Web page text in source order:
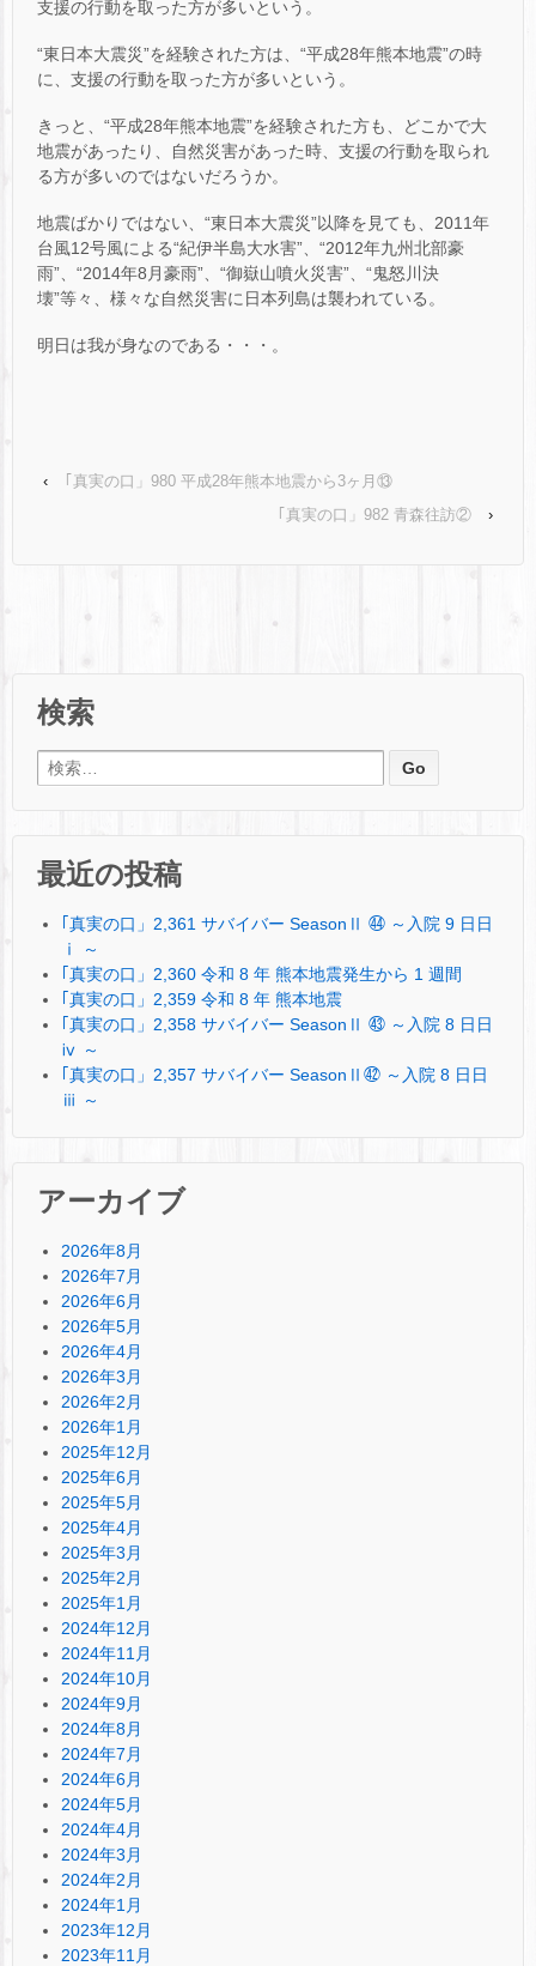
支援の行動を取った方が多いという。
“東日本大震災”を経験された方は、“平成28年熊本地震”の時
に、支援の行動を取った方が多いという。
きっと、“平成28年熊本地震”を経験された方も、どこかで大
地震があったり、自然災害があった時、支援の行動を取られ
る方が多いのではないだろうか。
地震ばかりではない、“東日本大震災”以降を見ても、2011年
台風12号風による“紀伊半島大水害”、“2012年九州北部豪
雨”、“2014年8月豪雨”、“御嶽山噴火災害”、“鬼怒川決
壊”等々、様々な自然災害に日本列島は襲われている。
明日は我が身なのである・・・。
‹
｢真実の口」980 平成28年熊本地震から3ヶ月⑬
｢真実の口」982 青森往訪②
›
検索
検索:
最近の投稿
｢真実の口」2,361 サバイバー SeasonⅡ ㊹ ～入院 9 日日
ⅰ ～
｢真実の口」2,360 令和 8 年 熊本地震発生から 1 週間
｢真実の口」2,359 令和 8 年 熊本地震
｢真実の口」2,358 サバイバー SeasonⅡ ㊸ ～入院 8 日日
ⅳ ～
｢真実の口」2,357 サバイバー SeasonⅡ㊷ ～入院 8 日日
ⅲ ～
アーカイブ
2026年8月
2026年7月
2026年6月
2026年5月
2026年4月
2026年3月
2026年2月
2026年1月
2025年12月
2025年6月
2025年5月
2025年4月
2025年3月
2025年2月
2025年1月
2024年12月
2024年11月
2024年10月
2024年9月
2024年8月
2024年7月
2024年6月
2024年5月
2024年4月
2024年3月
2024年2月
2024年1月
2023年12月
2023年11月